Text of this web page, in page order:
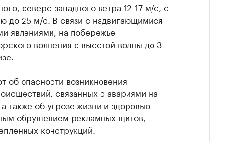
северо-западного ветра 12-17 м/с, с
до 25 м/с. В связи с надвигающимися
явлениями, на побережье
волнения с высотой волны до 3
об опасности возникновения
связанных с авариями на
также об угрозе жизни и здоровью
обрушением рекламных щитов,
конструкций.